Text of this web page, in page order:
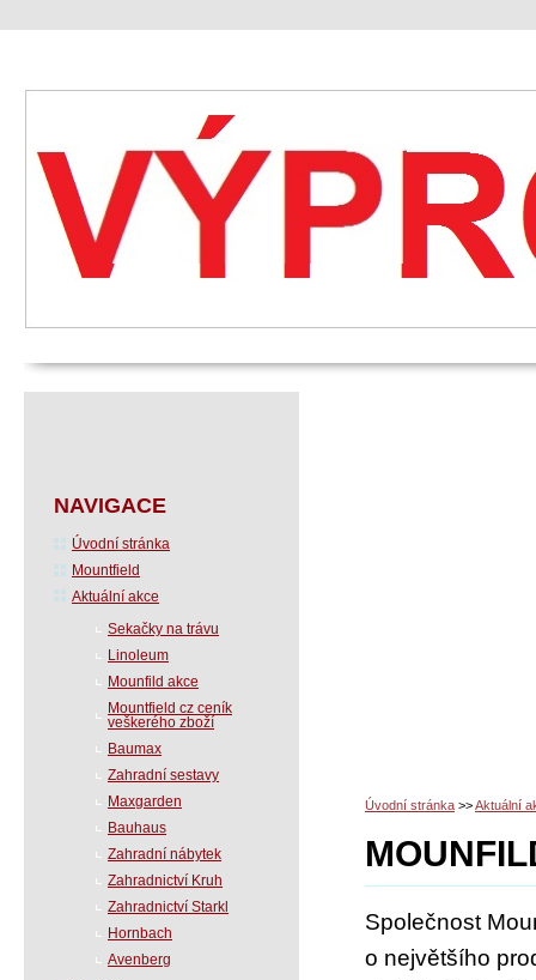
Úvodní stránka >>Aktuální
Společnost
o největšího
NAVIGACE
Úvodní stránka
Mountfield
Aktuální akce
Sekačky na trávu
Linoleum
Mounfild akce
Mountfield cz ceník
veškerého zboží
Baumax
Zahradní sestavy
Maxgarden
Bauhaus
Zahradní nábytek
Zahradnictví Kruh
Zahradnictví Starkl
Hornbach
Avenberg